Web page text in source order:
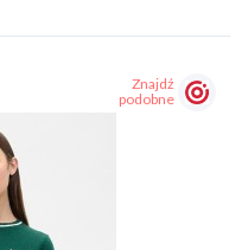
Znajdź
podobne